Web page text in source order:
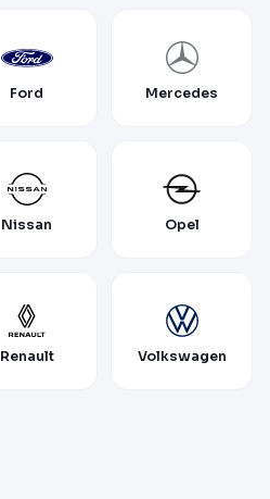
Ford Mercedes
Nissan Opel
Renault Volkswagen